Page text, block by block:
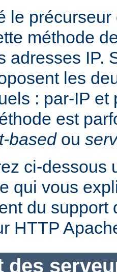
le
méthode
adresses IP.
les
: par-IP et
est
basedou
ci-dessous
qui vous
du support
HTTP
des